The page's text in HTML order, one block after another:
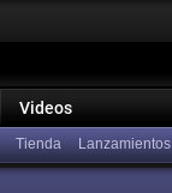
Videos
Lanzamientos